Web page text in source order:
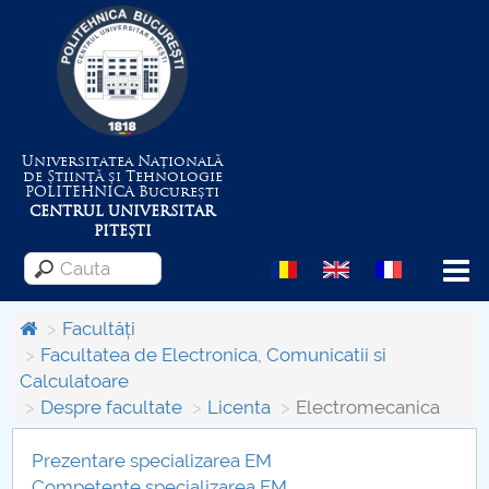
Universitatea Națională
de Știință și Tehnologie
POLITEHNICABucurești
CENTRUL UNIVERSITAR
PITEȘTI
Menu
Despre Universitate
Centrul de Management al Proiectelor
Facultăți
Facultatea de Electronica, Comunicatii si
Calculatoare
Despre facultate
Licenta Electromecanica
Prezentare specializarea EM